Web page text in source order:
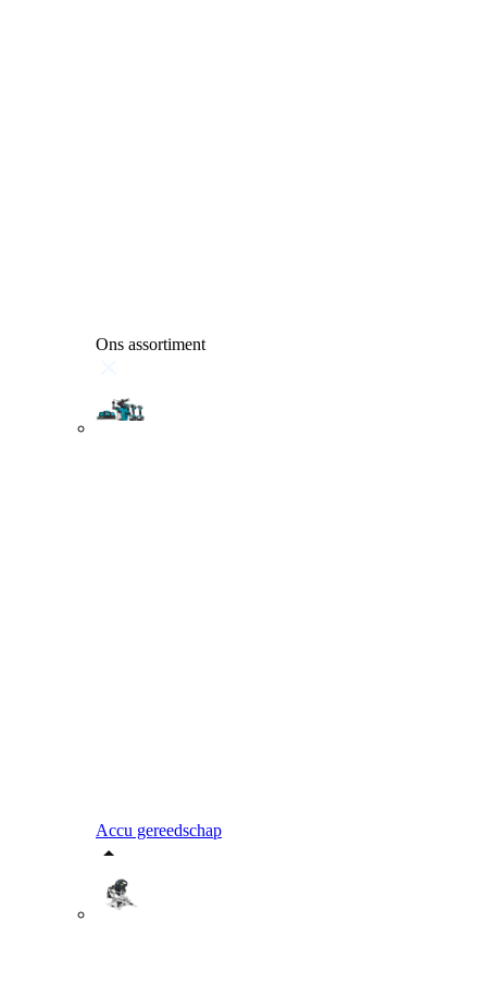
Ons assortiment
Accu gereedschap